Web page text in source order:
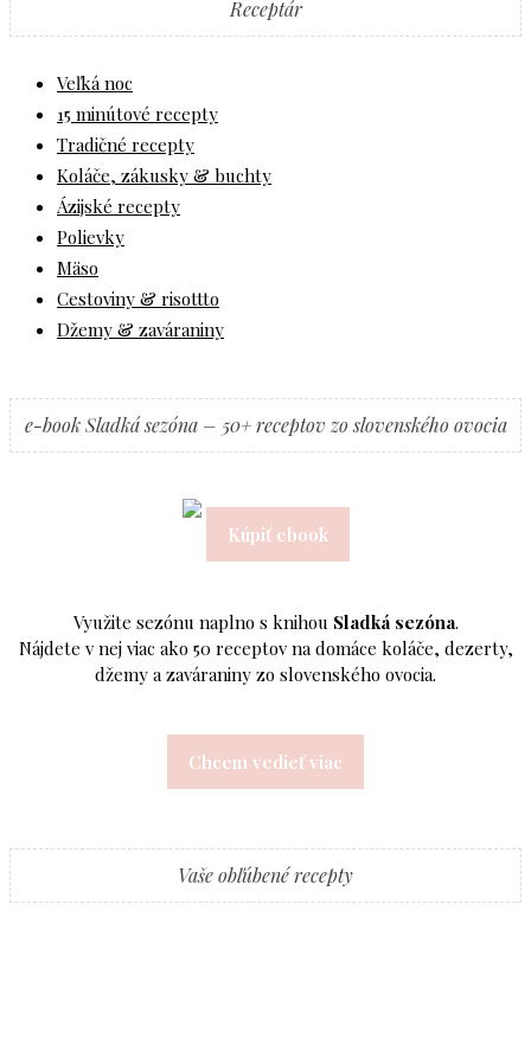
Receptár
Veľká noc
15 minútové recepty
Tradičné recepty
Koláče, zákusky & buchty
Ázijské recepty
Polievky
Mäso
Cestoviny & risottto
Džemy & zaváraniny
e-book Sladká sezóna – 50+ receptov zo slovenského ovocia
Kúpiť ebook
Využite sezónu naplno s knihou Sladká sezóna.
Nájdete v nej viac ako 50 receptov na domáce koláče, dezerty,
džemy a zaváraniny zo slovenského ovocia.
Chcem vedieť viac
Vaše obľúbené recepty